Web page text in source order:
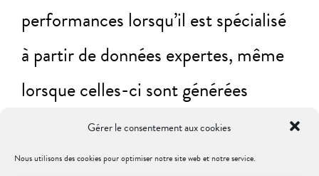
Gérer le consentement aux cookies
Nous utilisons des cookies pour optimiser notre site web et notre service.
performances lorsqu’il est spécialisé
à partir de données expertes, même
lorsque celles-ci sont générées
automatiquement selon une
méthodologie rigoureuse. Ces